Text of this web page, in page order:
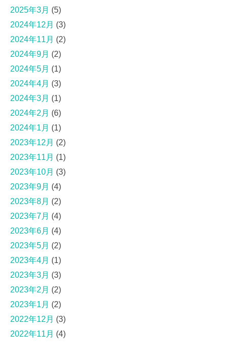
2025年3月 (5)
2024年12月 (3)
2024年11月 (2)
2024年9月 (2)
2024年5月 (1)
2024年4月 (3)
2024年3月 (1)
2024年2月 (6)
2024年1月 (1)
2023年12月 (2)
2023年11月 (1)
2023年10月 (3)
2023年9月 (4)
2023年8月 (2)
2023年7月 (4)
2023年6月 (4)
2023年5月 (2)
2023年4月 (1)
2023年3月 (3)
2023年2月 (2)
2023年1月 (2)
2022年12月 (3)
2022年11月 (4)